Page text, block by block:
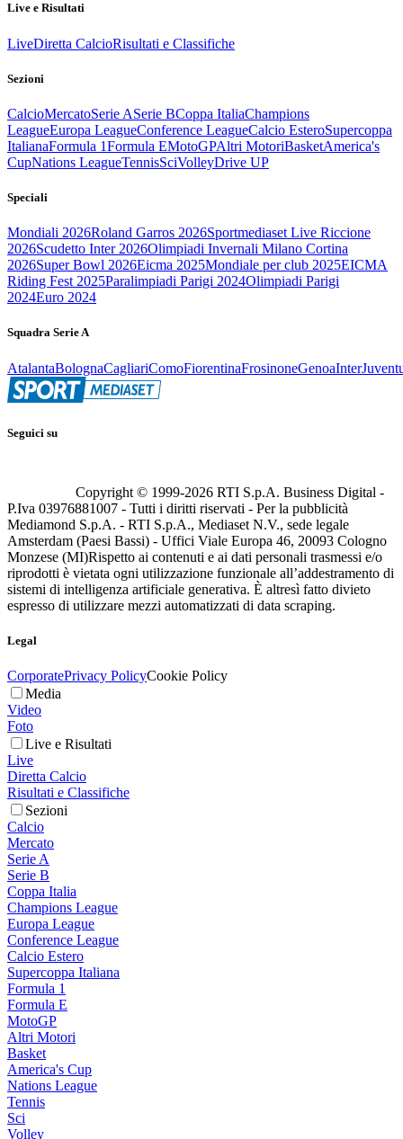
Live e Risultati
LiveDiretta CalcioRisultati e Classifiche
Sezioni
CalcioMercatoSerie ASerie BCoppa ItaliaChampions
LeagueEuropa LeagueConference LeagueCalcio EsteroSupercoppa
ItalianaFormula 1Formula EMotoGPAltri MotoriBasketAmerica's
CupNations LeagueTennisSciVolleyDrive UP
Speciali
Mondiali 2026Roland Garros 2026Sportmediaset Live Riccione
2026Scudetto Inter 2026Olimpiadi Invernali Milano Cortina
2026Super Bowl 2026Eicma 2025Mondiale per club 2025EICMA
Riding Fest 2025Paralimpiadi Parigi 2024Olimpiadi Parigi
2024Euro 2024
Squadra Serie A
AtalantaBolognaCagliariComoFiorentinaFrosinoneGenoaInter
Seguici su
Copyright © 1999-2026 RTI S.p.A. Business Digital -
P.Iva 03976881007 - Tutti i diritti riservati - Per la pubblicità
Mediamond S.p.A. - RTI S.p.A., Mediaset N.V., sede legale
Amsterdam (Paesi Bassi) - Uffici Viale Europa 46, 20093 Cologno
Monzese (MI)Rispetto ai contenuti e ai dati personali trasmessi e/o
riprodotti è vietata ogni utilizzazione funzionale all’addestramento di
sistemi di intelligenza artificiale generativa. È altresì fatto divieto
espresso di utilizzare mezzi automatizzati di data scraping.
Legal
CorporatePrivacy PolicyCookie Policy
Media
Video
Foto
Live e Risultati
Live
Diretta Calcio
Risultati e Classifiche
Sezioni
Calcio
Mercato
Serie A
Serie B
Coppa Italia
Champions League
Europa League
Conference League
Calcio Estero
Supercoppa Italiana
Formula 1
Formula E
MotoGP
Altri Motori
Basket
America's Cup
Nations League
Tennis
Sci
Volley